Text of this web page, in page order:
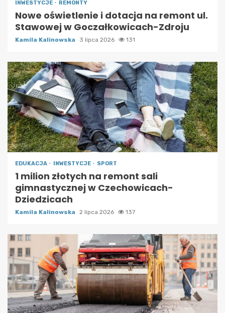
INWESTYCJE REMONTY
Nowe oświetlenie i dotacja na remont ul.
Stawowej w Goczałkowicach-Zdroju
Kamila Kalinowska 3 lipca 2026 131
EDUKACJA INWESTYCJE SPORT
1 milion złotych na remont sali
gimnastycznej w Czechowicach-
Dziedzicach
Kamila Kalinowska 2 lipca 2026 137